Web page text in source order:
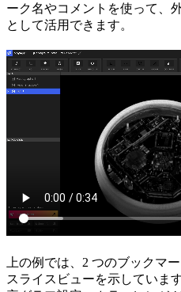
ーク名やコメントを使って、
として活用できます。
上の例では、2 つのブックマ
スライスビューを示していま